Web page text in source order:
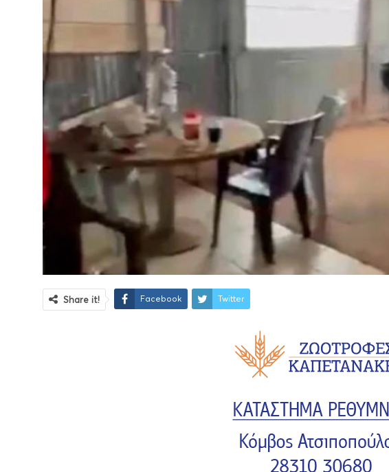
Share it! Facebook Twitter